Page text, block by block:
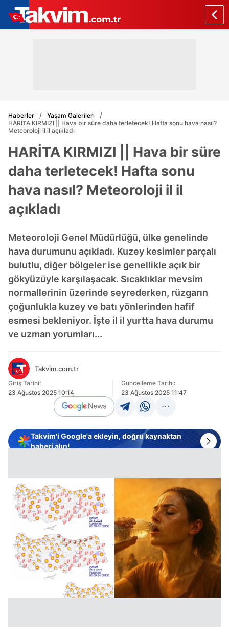
Haberler
Yaşam Galerileri
HARİTA KIRMIZI || Hava bir süre daha terletecek! Hafta sonu hava nasıl?
Meteoroloji il il açıkladı
HARİTA KIRMIZI || Hava bir süre
daha terletecek! Hafta sonu
hava nasıl? Meteoroloji il il
açıkladı
Meteoroloji Genel Müdürlüğü, ülke genelinde
hava durumunu açıkladı. Kuzey kesimler parçalı
bulutlu, diğer bölgeler ise genellikle açık bir
gökyüzüyle karşılaşacak. Sıcaklıklar mevsim
normallerinin üzerinde seyrederken, rüzgarın
çoğunlukla kuzey ve batı yönlerinden hafif
esmesi bekleniyor. İşte il il yurtta hava durumu
ve uzman yorumları...
Takvim.com.tr
Giriş Tarihi:
23 Ağustos 2025 10:14
Güncelleme Tarihi:
23 Ağustos 2025 11:47
Takvim'i Google'a ekleyin, doğru kaynaktan
haberi alın!